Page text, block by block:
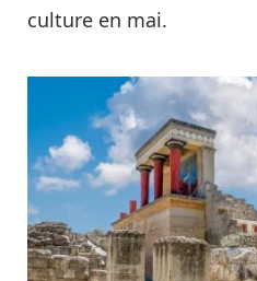
culture en mai.